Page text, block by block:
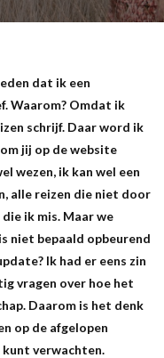
dat ik een
Waarom? Omdat ik
schrijf. Daar word ik
jij op de website
wezen, ik kan wel een
alle reizen die niet door
ik mis. Maar we
niet bepaald opbeurend
Ik had er eens zin
vragen over hoe het
Daarom is het denk
op de afgelopen
verwachten.